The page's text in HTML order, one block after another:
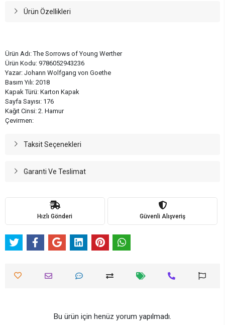
Ürün Özellikleri
Ürün Adı: The Sorrows of Young Werther
Ürün Kodu: 9786052943236
Yazar: Johann Wolfgang von Goethe
Basım Yılı: 2018
Kapak Türü: Karton Kapak
Sayfa Sayısı: 176
Kağıt Cinsi: 2. Hamur
Çevirmen:
Taksit Seçenekleri
Garanti Ve Teslimat
Hızlı Gönderi Güvenli Alışveriş
Bu ürün için henüz yorum yapılmadı.